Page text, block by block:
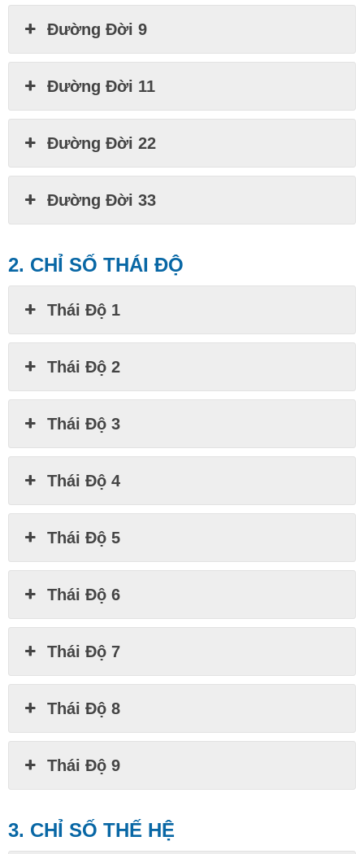
Đường Đời 9
Đường Đời 11
Đường Đời 22
Đường Đời 33
2. CHỈ SỐ THÁI ĐỘ
Thái Độ 1
Thái Độ 2
Thái Độ 3
Thái Độ 4
Thái Độ 5
Thái Độ 6
Thái Độ 7
Thái Độ 8
Thái Độ 9
3. CHỈ SỐ THẾ HỆ